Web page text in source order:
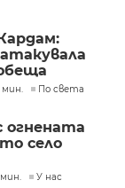
мин. По света
огнената
село
У нас